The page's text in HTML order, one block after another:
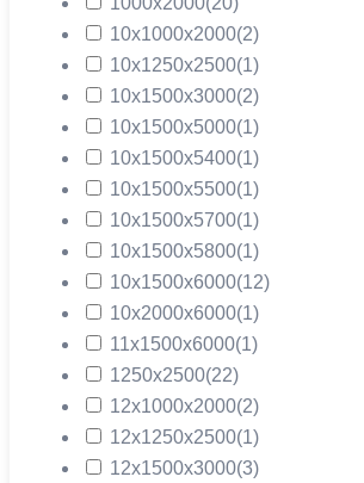
10х1000х2000(2)
10х1250х2500(1)
10х1500х3000(2)
10х1500х5000(1)
10х1500х5400(1)
10х1500х5500(1)
10х1500х5700(1)
10х1500х5800(1)
10х1500х6000(12)
10х2000х6000(1)
11х1500х6000(1)
1250х2500(22)
12х1000х2000(2)
12х1250х2500(1)
12х1500х3000(3)